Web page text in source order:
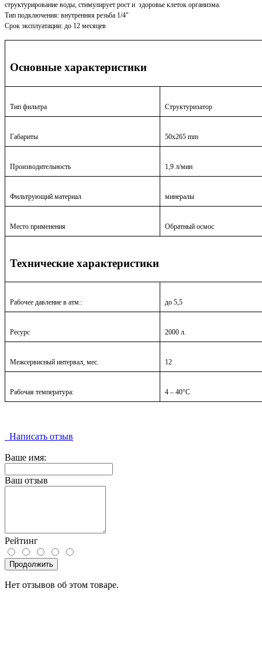
структурирование воды, стимулирует рост и здоровье клеток организма.
Тип подключения: внутренняя резьба 1/4"
Срок эксплуатации: до 12 месяцев
Основные характеристики
Тип фильтра Структуризатор
Габариты 50х265 mm
Производительность 1,9 л/мин
Фильтрующий материал минералы
Место применения Обратный осмос
Технические характеристики
Рабочее давление в атм.: до 5,5
Ресурс 2000 л.
Межсервисный интервал, мес. 12
Рабочая температура: 4 – 40°С
Написать отзыв
Ваше имя:
Ваш отзыв
Рейтинг
Продолжить
Нет отзывов об этом товаре.